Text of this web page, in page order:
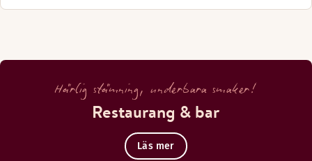
Härlig stämning, underbara smaker!
Restaurang & bar
Läs mer